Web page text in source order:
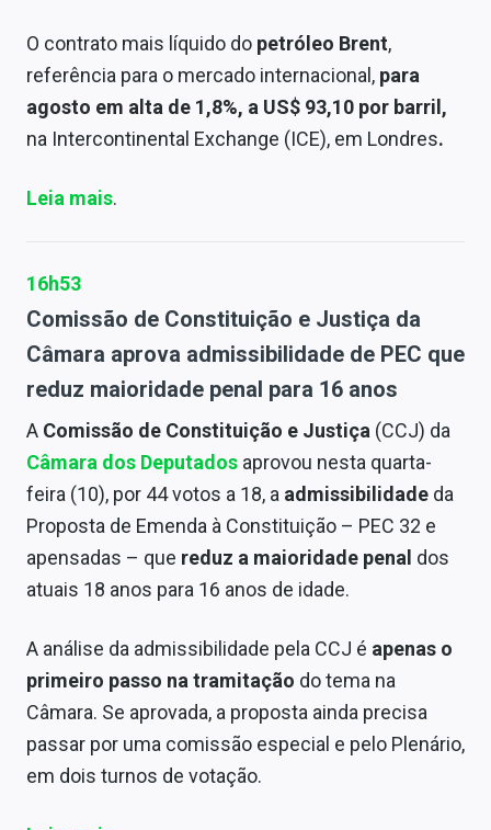
O contrato mais líquido do petróleo Brent,
referência para o mercado internacional, para
agosto em alta de 1,8%, a US$ 93,10 por barril,
na Intercontinental Exchange (ICE), em Londres.
Leia mais.
16h53
Comissão de Constituição e Justiça da
Câmara aprova admissibilidade de PEC que
reduz maioridade penal para 16 anos
A Comissão de Constituição e Justiça (CCJ) da
Câmara dos Deputados aprovou nesta quarta-
feira (10), por 44 votos a 18, a admissibilidade da
Proposta de Emenda à Constituição – PEC 32 e
apensadas – que reduz a maioridade penal dos
atuais 18 anos para 16 anos de idade.
A análise da admissibilidade pela CCJ é apenas o
primeiro passo na tramitação do tema na
Câmara. Se aprovada, a proposta ainda precisa
passar por uma comissão especial e pelo Plenário,
em dois turnos de votação.